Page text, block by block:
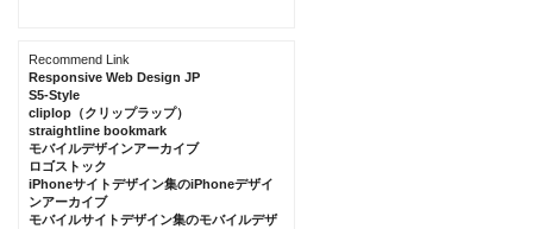
Recommend Link
Responsive Web Design JP
S5-Style
cliplop（クリップラップ）
straightline bookmark
モバイルデザインアーカイブ
ロゴストック
iPhoneサイトデザイン集のiPhoneデザイ
ンアーカイブ
モバイルサイトデザイン集のモバイルデザ